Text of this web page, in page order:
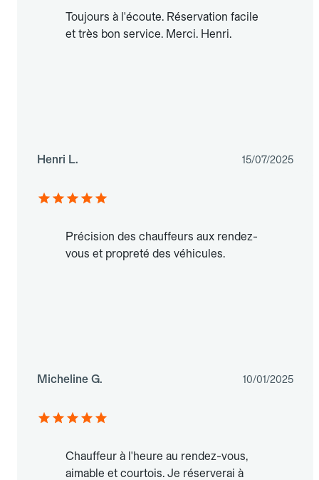
Toujours à l'écoute. Réservation facile
et très bon service. Merci. Henri.
Henri L. 15/07/2025
Précision des chauffeurs aux rendez-
vous et propreté des véhicules.
Micheline G. 10/01/2025
Chauffeur à l'heure au rendez-vous,
aimable et courtois. Je réserverai à